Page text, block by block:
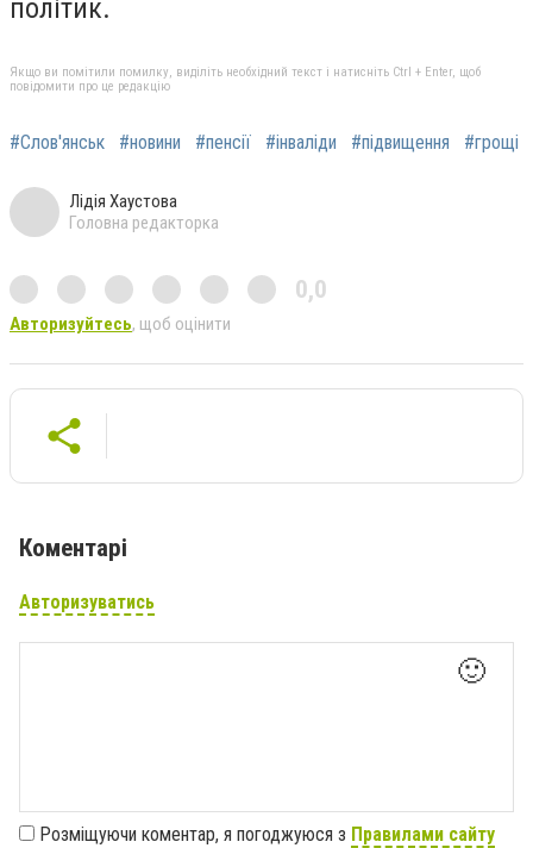
політик.
Якщо ви помітили помилку, виділіть необхідний текст і натисніть Ctrl + Enter, щоб
повідомити про це редакцію
#Слов'янськ #новини #пенсії #інваліди #підвищення #грощі
Лідія Хаустова
Головна редакторка
0,0
Авторизуйтесь, щоб оцінити
Коментарі
Авторизуватись
🙂
Розміщуючи коментар, я погоджуюся з Правилами сайту